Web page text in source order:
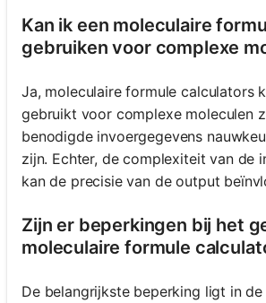
Kan ik een moleculaire
gebruiken voor complexe
Ja, moleculaire formule calculators
gebruikt voor complexe moleculen
benodigde invoergegevens
zijn. Echter, de complexiteit van de
kan de precisie van de output
Zijn er beperkingen bij het
moleculaire formule
De belangrijkste beperking ligt in